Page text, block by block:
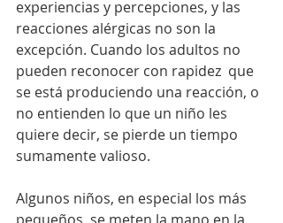
experiencias y percepciones, y las
reacciones alérgicas no son la
excepción. Cuando los adultos no
pueden reconocer con rapidez  que
se está produciendo una reacción, o
no entienden lo que un niño les
quiere decir, se pierde un tiempo
sumamente valioso.
Algunos niños, en especial los más